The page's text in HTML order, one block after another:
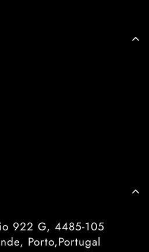
922 G, 4485-105
Porto,Portugal